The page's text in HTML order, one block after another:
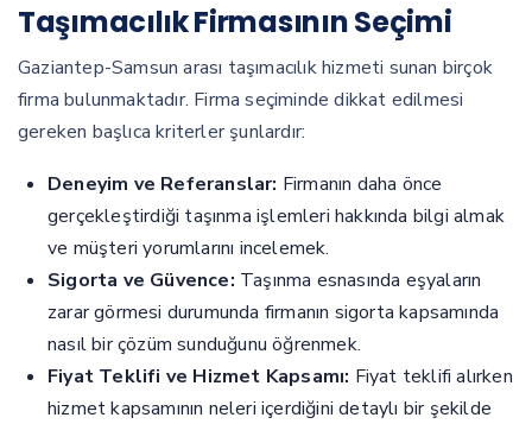
Taşımacılık Firmasının Seçimi
Gaziantep-Samsun arası taşımacılık hizmeti sunan birçok
firma bulunmaktadır. Firma seçiminde dikkat edilmesi
gereken başlıca kriterler şunlardır:
Deneyim ve Referanslar: Firmanın daha önce
gerçekleştirdiği taşınma işlemleri hakkında bilgi almak
ve müşteri yorumlarını incelemek.
Sigorta ve Güvence: Taşınma esnasında eşyaların
zarar görmesi durumunda firmanın sigorta kapsamında
nasıl bir çözüm sunduğunu öğrenmek.
Fiyat Teklifi ve Hizmet Kapsamı: Fiyat teklifi alırken
hizmet kapsamının neleri içerdiğini detaylı bir şekilde